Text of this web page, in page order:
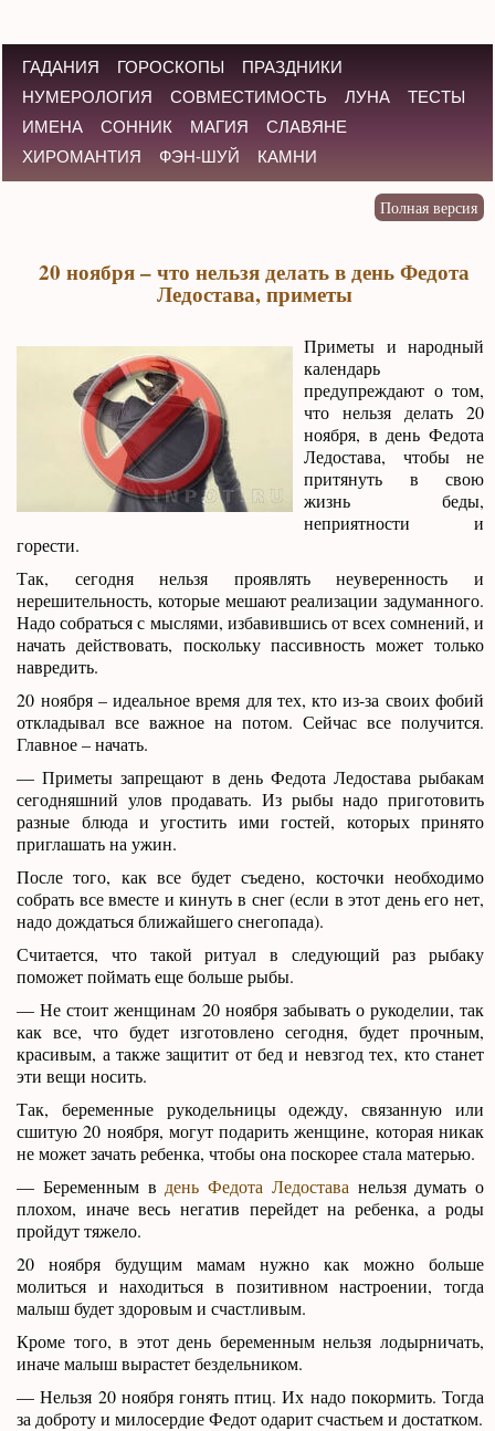
ГАДАНИЯ ГОРОСКОПЫ
ПРАЗДНИКИ
НУМЕРОЛОГИЯ
СОВМЕСТИМОСТЬ ЛУНА
ТЕСТЫ
ИМЕНА
СОННИК МАГИЯ
СЛАВЯНЕ
ХИРОМАНТИЯ
ФЭН-ШУЙ КАМНИ
20 ноября – что нельзя делать в день Федота
Ледостава, приметы
Приметы и народный
календарь
предупреждают о том,
что нельзя делать 20
ноября, в день Федота
Ледостава, чтобы не
притянуть в свою
жизнь беды,
неприятности и
горести.
Так, сегодня нельзя проявлять неуверенность и
нерешительность, которые мешают реализации задуманного.
Надо собраться с мыслями, избавившись от всех сомнений, и
начать действовать, поскольку пассивность может только
навредить.
20 ноября – идеальное время для тех, кто из-за своих фобий
откладывал все важное на потом. Сейчас все получится.
Главное – начать.
— Приметы запрещают в день Федота Ледостава рыбакам
сегодняшний улов продавать. Из рыбы надо приготовить
разные блюда и угостить ими гостей, которых принято
приглашать на ужин.
После того, как все будет съедено, косточки необходимо
собрать все вместе и кинуть в снег (если в этот день его нет,
надо дождаться ближайшего снегопада).
Считается, что такой ритуал в следующий раз рыбаку
поможет поймать еще больше рыбы.
— Не стоит женщинам 20 ноября забывать о рукоделии, так
как все, что будет изготовлено сегодня, будет прочным,
красивым, а также защитит от бед и невзгод тех, кто станет
эти вещи носить.
Так, беременные рукодельницы одежду, связанную или
сшитую 20 ноября, могут подарить женщине, которая никак
не может зачать ребенка, чтобы она поскорее стала матерью.
— Беременным в день Федота Ледостава нельзя думать о
плохом, иначе весь негатив перейдет на ребенка, а роды
пройдут тяжело.
20 ноября будущим мамам нужно как можно больше
молиться и находиться в позитивном настроении, тогда
малыш будет здоровым и счастливым.
Кроме того, в этот день беременным нельзя лодырничать,
иначе малыш вырастет бездельником.
— Нельзя 20 ноября гонять птиц. Их надо покормить. Тогда
за доброту и милосердие Федот одарит счастьем и достатком.